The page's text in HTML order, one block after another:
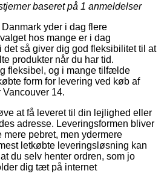
baseret på 1 anmeldelser
yder i dag flere
hos mange er i dag
det så giver dig god fleksibilitet til at
produkter når du har tid.
fleksibel, og i mange tilfælde
form for levering ved køb af
Vancouver 14.
at få leveret til din lejlighed eller
adresse. Leveringsformen bliver
pebret, men ydermere
letkøbte leveringsløsning kan
du selv henter ordren, som jo
dig tæt på internet